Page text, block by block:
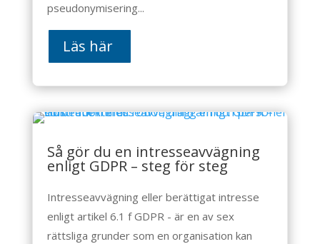
pseudonymisering...
Läs här
Så gör du en intresseavvägning
enligt GDPR – steg för steg
Intresseavvägning eller berättigat intresse
enligt artikel 6.1 f GDPR - är en av sex
rättsliga grunder som en organisation kan